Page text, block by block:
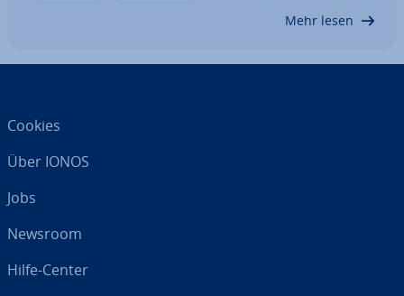
Mehr lesen
Cookies
Über IONOS
Jobs
Newsroom
Hilfe-Center